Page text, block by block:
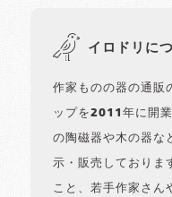
イロドリに
作家ものの器の通販
ップを2011年に開
の陶磁器や木の器な
示・販売しておりま
こと、若手作家さん